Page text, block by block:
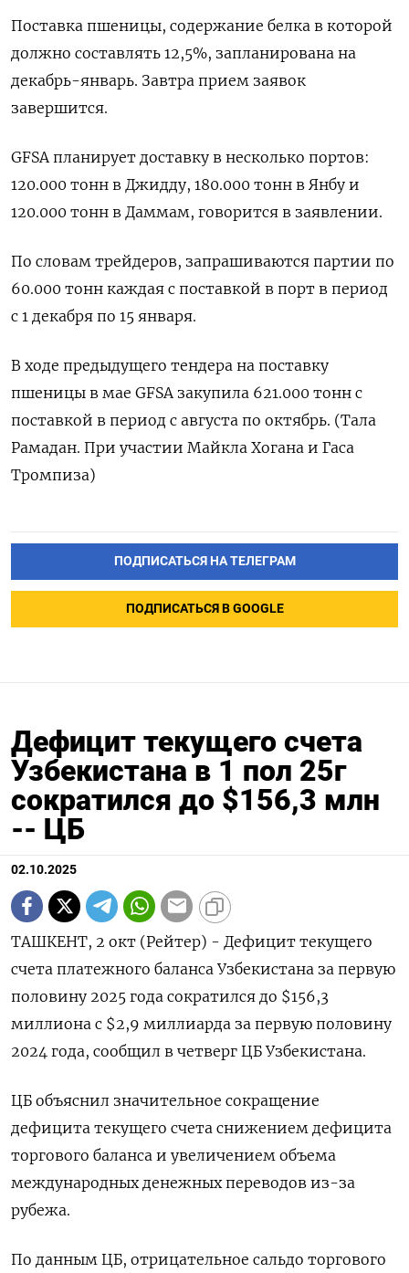
Поставка пшеницы, содержание белка в которой
должно составлять 12,5%, запланирована на
декабрь-январь. Завтра прием заявок
завершится.
GFSA планирует доставку в несколько портов:
120.000 тонн в Джидду, 180.000 тонн в Янбу и
120.000 тонн в Даммам, говорится в заявлении.
По словам трейдеров, запрашиваются партии по
60.000 тонн каждая с поставкой в порт в период
с 1 декабря по 15 января.
В ходе предыдущего тендера на поставку
пшеницы в мае GFSA закупила 621.000 тонн с
поставкой в период с августа по октябрь. (Тала
Рамадан. При участии Майкла Хогана и Гаса
Тромпиза)
ПОДПИСАТЬСЯ НА ТЕЛЕГРАМ
ПОДПИСАТЬСЯ В GOOGLE
Дефицит текущего счета
Узбекистана в 1 пол 25г
сократился до $156,3 млн
-- ЦБ
02.10.2025
ТАШКЕНТ, 2 окт (Рейтер) - Дефицит текущего
счета платежного баланса Узбекистана за первую
половину 2025 года сократился до $156,3
миллиона с $2,9 миллиарда за первую половину
2024 года, сообщил в четверг ЦБ Узбекистана.
ЦБ объяснил значительное сокращение
дефицита текущего счета снижением дефицита
торгового баланса и увеличением объема
международных денежных переводов из-за
рубежа.
По данным ЦБ, отрицательное сальдо торгового